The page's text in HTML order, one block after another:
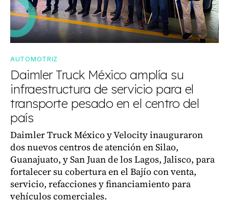
AUTOMOTRIZ
Daimler Truck México amplía su
infraestructura de servicio para el
transporte pesado en el centro del
país
Daimler Truck México y Velocity inauguraron
dos nuevos centros de atención en Silao,
Guanajuato, y San Juan de los Lagos, Jalisco, para
fortalecer su cobertura en el Bajío con venta,
servicio, refacciones y financiamiento para
vehículos comerciales.